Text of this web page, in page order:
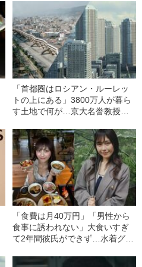
欲が暗い未来で咲いた花
「首都圏はロシアン・ルーレッ
トの上にある」3800万人が暮ら
す土地で何が…京大名誉教授が
カニズム
「食費は月40万円」「男性から
食事に誘われない」大食いすぎ
て2年間彼氏ができず…水着グラ
女子（24）が語る、驚愕の食生